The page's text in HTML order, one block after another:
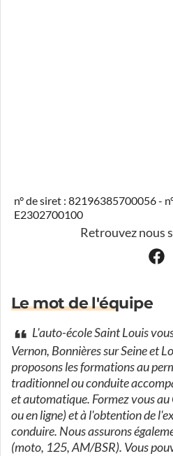
n° de siret : 82196385700056 -
E2302700100
Retrouvez nous
Le mot de l'équipe
L'auto-école Saint Louis
Vernon, Bonnières sur Seine et
proposons les formations au
traditionnel ou conduite
et automatique. Formez vous au
ou en ligne) et à l'obtention de
conduire. Nous assurons
(moto, 125, AM/BSR). Vous